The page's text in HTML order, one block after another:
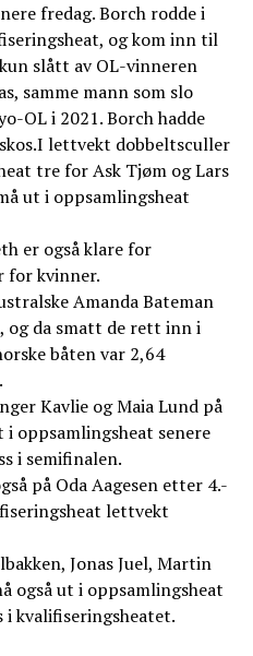
fredag. Borch rodde i
og kom inn til
slått av OL-vinneren
samme mann som slo
OL i 2021. Borch hadde
lettvekt dobbeltsculler
tre for Ask Tjøm og Lars
ut i oppsamlingsheat
er også klare for
for kvinner.
Amanda Bateman
og da smatt de rett inn i
båten var 2,64
Kavlie og Maia Lund på
i oppsamlingsheat senere
i semifinalen.
på Oda Aagesen etter 4.-
lettvekt
Jonas Juel, Martin
også ut i oppsamlingsheat
i kvalifiseringsheatet.